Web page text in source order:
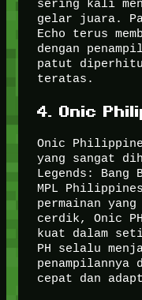
sering kali
gelar juara.
Echo terus
dengan
patut
teratas.
4. Onic
Onic
yang sangat
Legends: Bang
MPL
permainan
cerdik, Onic
kuat dalam
PH selalu
penampilannya
cepat dan